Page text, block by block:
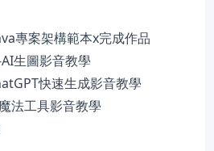
專案架構範本x完成作品
生圖影音教學
快速生成影音教學
法工具影音教學